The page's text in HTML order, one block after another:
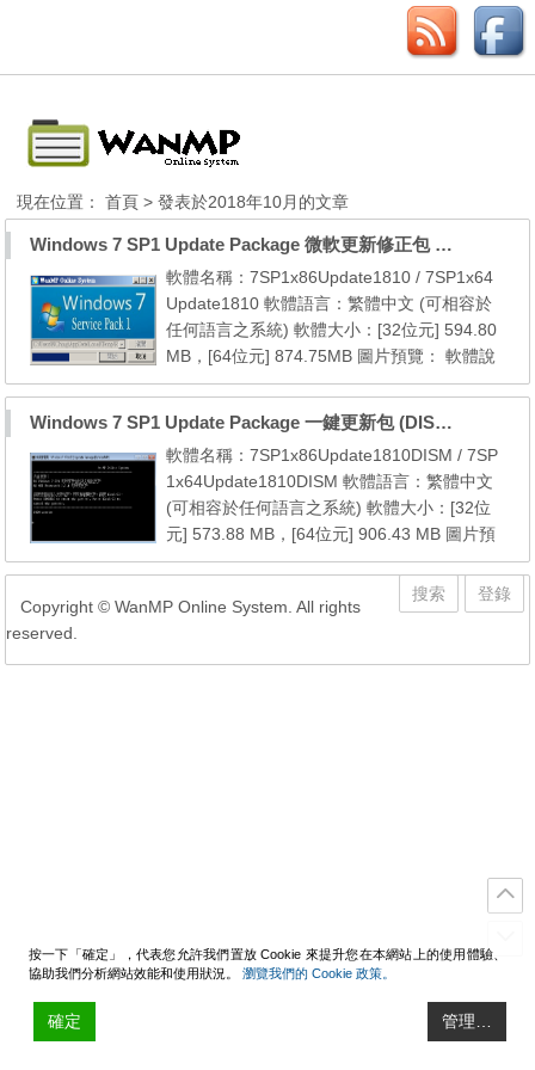
現在位置：首頁 > 發表於2018年10月的文章
Windows 7 SP1 Update Package 微軟更新修正包 (2018.10月份)
軟體名稱：7SP1x86Update1810 / 7SP1x64
Update1810 軟體語言：繁體中文 (可相容於
任何語言之系統) 軟體大小：[32位元] 594.80
MB，[64位元] 874.75MB 圖片預覽： 軟體說
明： 本更新包包含自 7 SP1 [32位元] 以後至2
018年10月份的所有微軟官方更新檔 本更新包
包含自 7 SP1 [64位元] 以後至2018年10月份
的所有微軟官方更新檔 系統需求： 1. Windo
ws 7 SP1 (x86/x64) 2. Windows Internet Exp
lorer 8 (內建於 ...
Windows 7 SP1 Update Package 一鍵更新包 (DISM) (至2018.10)
軟體名稱：7SP1x86Update1810DISM / 7SP
1x64Update1810DISM 軟體語言：繁體中文
(可相容於任何語言之系統) 軟體大小：[32位
元] 573.88 MB，[64位元] 906.43 MB 圖片預
覽： 軟體說明： 本更新包包含自 7 SP1 [32
位元] 以後至2018年10月份的所有微軟官方更
新檔 本更新包包含自 7 SP1 [64位元] 以後至2
求： 1. Windows 7 SP1 (x86/x64) 2. NET Fr
搜索 登錄
Copyright © WanMP Online System. All rights
reserved.
按一下「確定」，代表您允許我們置放 Cookie 來提升您在本網站上的使用體驗、
協助我們分析網站效能和使用狀況。 瀏覽我們的 Cookie 政策。
確定 管理…